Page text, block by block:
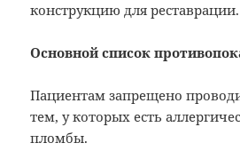
конструкцию для реставрации.
Основной список
Пациентам запрещено
тем, у которых есть
пломбы.